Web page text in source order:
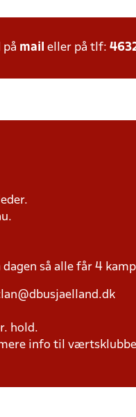
på mail eller på tlf:
så alle får 4
hold.
info til